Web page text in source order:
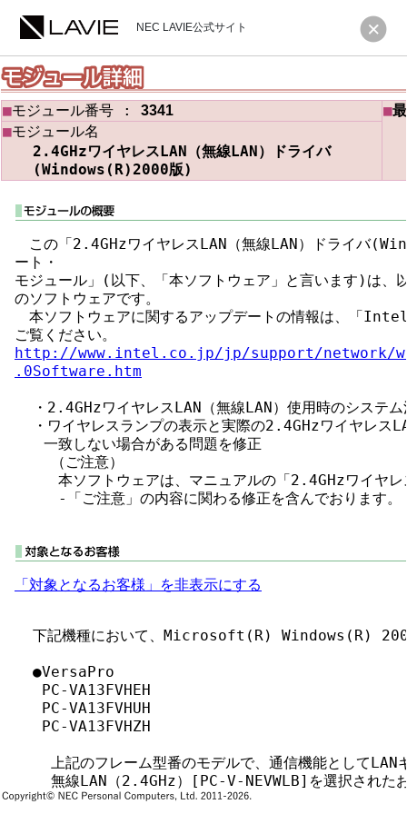
NEC LAVIE公式サイト